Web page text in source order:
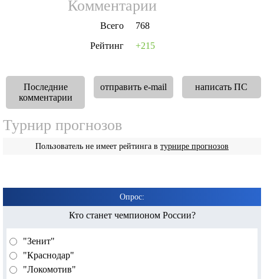
Комментарии
Всего
768
Рейтинг
+215
Последние
комментарии
отправить e-mail написать ПС
Турнир прогнозов
Пользователь не имеет рейтинга в турнире прогнозов
Опрос:
Кто станет чемпионом России?
"Зенит"
"Краснодар"
"Локомотив"